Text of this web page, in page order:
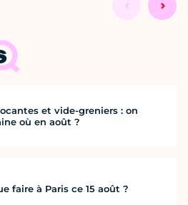
et vide-greniers : on
où en août ?
faire à Paris ce 15 août ?